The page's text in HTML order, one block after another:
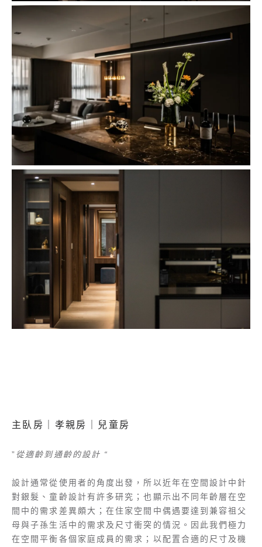
主臥房｜孝親房｜兒童房
” 從適齡到通齡的設計 “
設計通常從使用者的角度出發，所以近年在空間設計中針
對銀髮、童齡設計有許多研究；也顯示出不同年齡層在空
間中的需求差異頗大；在住家空間中偶遇要達到兼容祖父
母與子孫生活中的需求及尺寸衝突的情況。因此我們極力
在空間平衡各個家庭成員的需求；以配置合適的尺寸及機